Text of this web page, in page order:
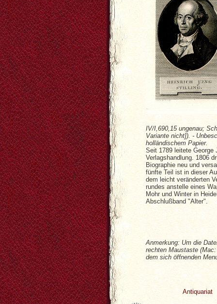
IV/I,690,15 ungenau;
Variante nicht]). -
holländischem Papier.
Seit 1789 leitete George
Verlagshandlung. 1806
Biographie neu und
fünfte Teil ist in dieser
dem leicht veränderten
rundes anstelle eines
Mohr und Winter in
Abschlußband "Alter".
Anmerkung: Um die
rechten Maustaste
dem sich öffnenden
Antiquariat